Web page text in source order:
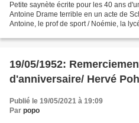
Petite saynète écrite pour les 40 ans
Antoine Drame terrible en un acte de
Antoine, le prof de sport / Noémie, la
19/05/1952:
d'anniversaire/ Hervé
Publié le 19/05/2021 à 19:09
Par popo